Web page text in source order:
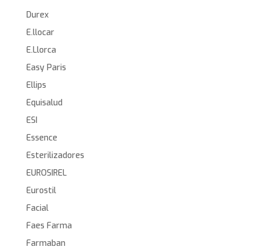
Durex
E.llocar
E.Llorca
Easy Paris
Ellips
Equisalud
ESI
Essence
Esterilizadores
EUROSIREL
Eurostil
Facial
Faes Farma
Farmaban